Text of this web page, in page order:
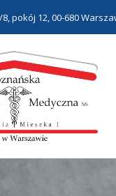
pokój 12, 00-680